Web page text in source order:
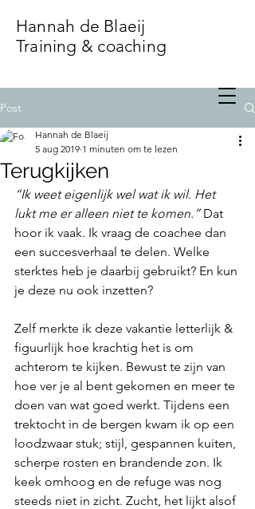
Hannah de Blaeij
Training & coaching
Post
Terugkijken
Hannah de Blaeij
5 aug 2019 1 minuten om te lezen
“Ik weet eigenlijk wel wat ik wil. Het
lukt me er alleen niet te komen.” Dat
hoor ik vaak. Ik vraag de coachee dan
een succesverhaal te delen. Welke
sterktes heb je daarbij gebruikt? En kun
je deze nu ook inzetten?
Zelf merkte ik deze vakantie letterlijk &
figuurlijk hoe krachtig het is om
achterom te kijken. Bewust te zijn van
hoe ver je al bent gekomen en meer te
doen van wat goed werkt. Tijdens een
trektocht in de bergen kwam ik op een
loodzwaar stuk; stijl, gespannen kuiten,
scherpe rosten en brandende zon. Ik
keek omhoog en de refuge was nog
steeds niet in zicht. Zucht, het lijkt alsof